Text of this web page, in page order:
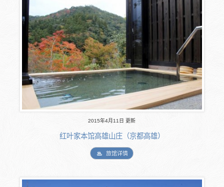
2015年4月11日 更新
红叶家本馆高雄山庄（京都高雄）
旅馆详情